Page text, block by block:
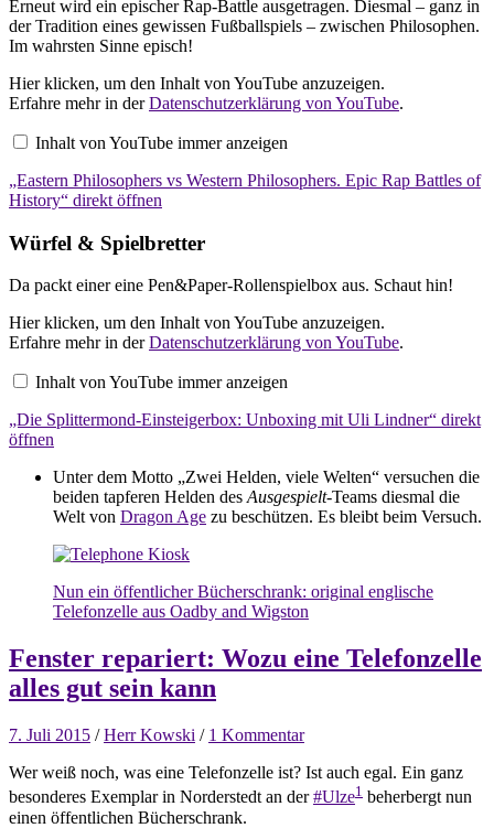
Erneut wird ein epischer Rap-Battle ausgetragen. Diesmal – ganz in
der Tradition eines gewissen Fußballspiels – zwischen Philosophen.
Im wahrsten Sinne episch!
„Eastern
Philosophers
vs
Western
Philosophers.
Rap
Battles
of
von
anzeigen
Hier klicken, um den Inhalt von YouTube anzuzeigen.
Erfahre mehr in derDatenschutzerklärung von YouTube.
Inhalt von YouTube immer anzeigen
„Eastern Philosophers vs Western Philosophers. Epic Rap Battles of
History“ direkt öffnen
Würfel & Spielbretter
Da packt einer eine Pen&Paper-Rollenspielbox aus. Schaut hin!
„Die
Splittermond-
Einsteigerbox:
Unboxing
mit
Lindner“
von
YouTube
anzeigen
Hier klicken, um den Inhalt von YouTube anzuzeigen.
Erfahre mehr in derDatenschutzerklärung von YouTube.
Inhalt von YouTube immer anzeigen
„Die Splittermond-Einsteigerbox: Unboxing mit Uli Lindner“ direkt
öffnen
Unter dem Motto „Zwei Helden, viele Welten“ versuchen die
beiden tapferen Helden desAusgespielt-Teams diesmal die
Welt von Dragon Age‬ zu beschützen. Es bleibt beim Versuch.
Nun ein öffentlicher Bücherschrank: original englische
Telefonzelle aus Oadby and Wigston
Fenster repariert: Wozu eine Telefonzelle
alles gut sein kann
7. Juli 2015 /Herr Kowski / 1 Kommentar
Wer weiß noch, was eine Telefonzelle ist? Ist auch egal. Ein ganz
besonderes Exemplar in Norderstedt an der#Ulze1 beherbergt nun
einen öffentlichen Bücherschrank.